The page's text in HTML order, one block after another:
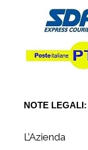
NOTE LEGALI:
L’Azienda